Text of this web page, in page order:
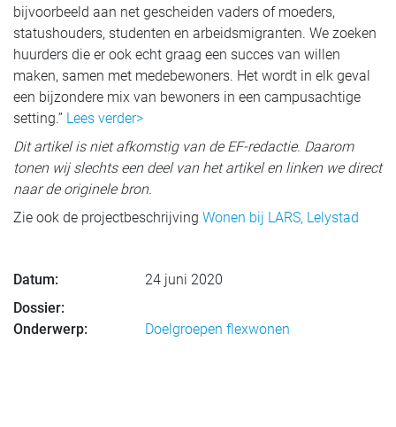
bijvoorbeeld aan net gescheiden vaders of moeders,
statushouders, studenten en arbeidsmigranten. We zoeken
huurders die er ook echt graag een succes van willen
maken, samen met medebewoners. Het wordt in elk geval
een bijzondere mix van bewoners in een campusachtige
setting.” Lees verder>
Dit artikel is niet afkomstig van de EF-redactie. Daarom
tonen wij slechts een deel van het artikel en linken we direct
naar de originele bron.
Zie ook de projectbeschrijving Wonen bij LARS, Lelystad
Datum:
24 juni 2020
Dossier:
Onderwerp:
Doelgroepen flexwonen